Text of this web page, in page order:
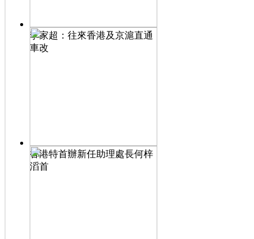
李家超：往來香港及京滬直通
車改
香港特首辦新任助理處長何梓
滔首